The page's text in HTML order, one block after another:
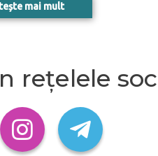
mai mult
rețelele